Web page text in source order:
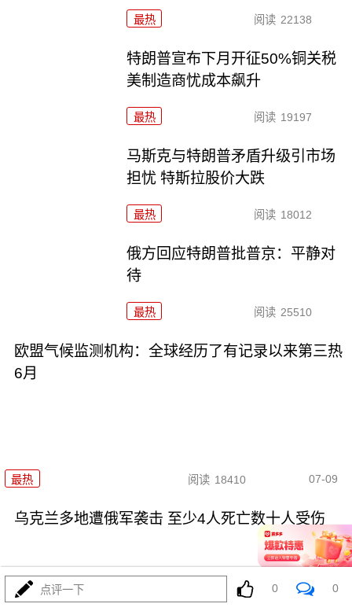
最热 阅读 22138
特朗普宣布下月开征50%铜关税
美制造商忧成本飙升
最热 阅读 19197
马斯克与特朗普矛盾升级引市场
担忧 特斯拉股价大跌
最热 阅读 18012
俄方回应特朗普批普京：平静对
待
最热 阅读 25510
欧盟气候监测机构：全球经历了有记录以来第三热
6月
最热 阅读 18410 07-09
乌克兰多地遭俄军袭击 至少4人死亡数十人受伤
点评一下 0 0